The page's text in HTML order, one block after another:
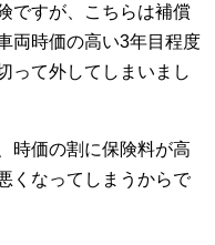
ですが、こちらは補償
両時価の高い3年目程度
って外してしまいまし
時価の割に保険料が高
くなってしまうからで